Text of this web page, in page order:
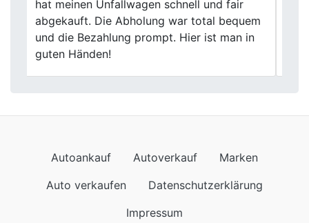
Autoankauf nur weiterempfehlen. Die
Mitarbeiter waren freundlich und die
Bewertung meines Autos war fair. Die
Abwicklung verlief reibungslos und schnell.
Previous
Autoankauf Autoverkauf
Marken
Auto verkaufen
Datenschutzerklärung
Impressum